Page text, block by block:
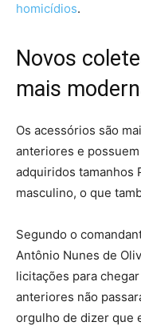
homicídios.
Novos
mais
Os acessórios são
anteriores e
adquiridos tamanhos
masculino, o que
Segundo o
Antônio Nunes de
licitações para
anteriores não
orgulho de dizer que